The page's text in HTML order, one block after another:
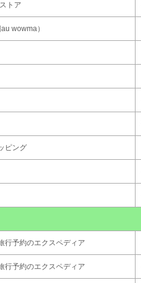
トア
wowma）
ピング
行予約のエクスペディア
行予約のエクスペディア